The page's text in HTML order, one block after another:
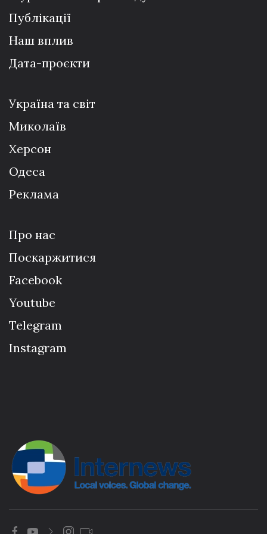
Публікації
Наш вплив
Дата-проєкти
Україна та світ
Миколаїв
Херсон
Одеса
Реклама
Про нас
Поскаржитися
Facebook
Youtube
Telegram
Instagram